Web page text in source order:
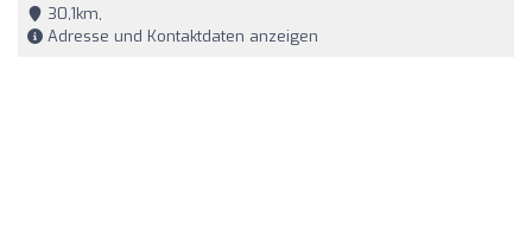
30,1km,
Adresse und Kontaktdaten anzeigen